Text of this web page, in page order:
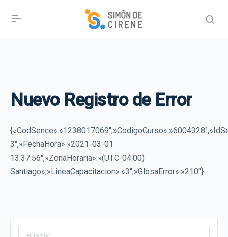
Nuevo Registro de Error
3″,»FechaHora»:»2021-03-01
13:37:56″,»ZonaHoraria»:»(UTC-04:00)
Santiago»,»LineaCapacitacion»:»3″,»GlosaError»:»210″}
Search